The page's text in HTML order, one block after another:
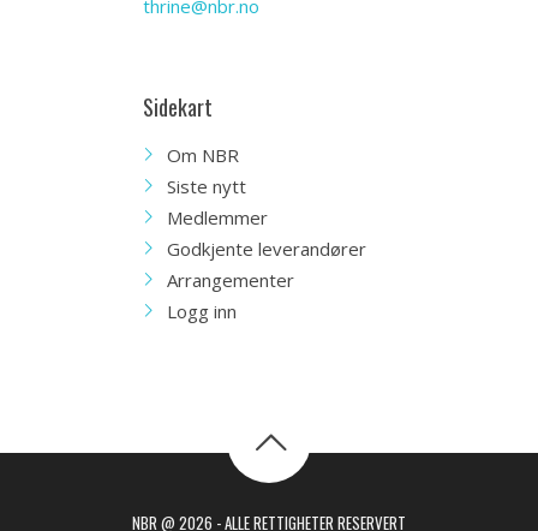
thrine@nbr.no
Sidekart
Om NBR
Siste nytt
Medlemmer
Godkjente leverandører
Arrangementer
Logg inn
NBR @ 2026 - ALLE RETTIGHETER RESERVERT